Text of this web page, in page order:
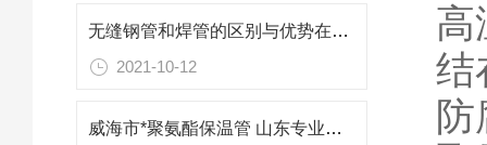
无缝钢管和焊管的区别与优势在哪里
2021-10-12
威海市*聚氨酯保温管 山东专业防腐保温材料
高
结